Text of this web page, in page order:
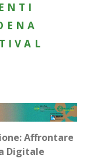
Affrontare
Digitale